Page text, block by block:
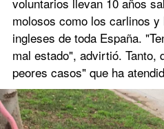
molosos como los carlinos
ingleses de toda España.
mal estado", advirtió. Tanto,
peores casos" que ha